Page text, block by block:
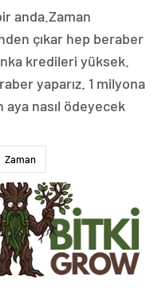
anda.Zaman
çıkar hep beraber
kredileri yüksek.
yaparız. 1 milyona
nasıl ödeyecek
Zaman